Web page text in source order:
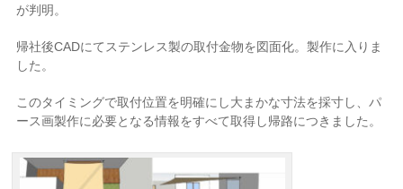
が判明。
帰社後CADにてステンレス製の取付金物を図面化。製作に入りま
した。
このタイミングで取付位置を明確にし大まかな寸法を採寸し、パ
ース画製作に必要となる情報をすべて取得し帰路につきました。